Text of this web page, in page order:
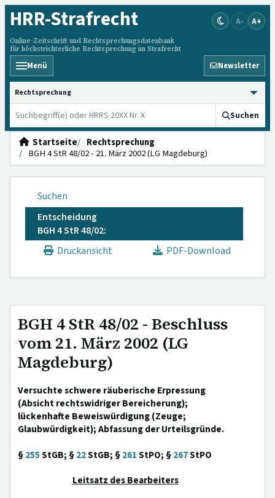
HRR-Strafrecht
Online-Zeitschrift und Rechtsprechungsdatenbank
für höchstrichterliche Rechtsprechung im Strafrecht
A- A+
Menü Newsletter
HRRS durchsuchen
Suchen
Startseite
Rechtsprechung
BGH 4 StR 48/02 - 21. März 2002 (LG Magdeburg)
Suchen
Entscheidung
BGH 4 StR 48/02:
Druckansicht
PDF-Download
BGH 4 StR 48/02 - Beschluss
vom 21. März 2002 (LG
Magdeburg)
Versuchte schwere räuberische Erpressung
(Absicht rechtswidriger Bereicherung);
lückenhafte Beweiswürdigung (Zeuge;
Glaubwürdigkeit); Abfassung der Urteilsgründe.
§255StGB; §22StGB; §261StPO; §267StPO
Leitsatz des Bearbeiters